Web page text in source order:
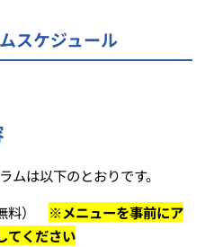
スケジュール
ムは以下のとおりです。
料） ※メニューを事前にア
てください